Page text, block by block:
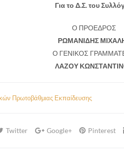
Για το Δ.Σ. του
Ο ΠΡΟΕΔΡΟΣ
ΡΩΜΑΝΙΔΗΣ
Ο ΓΕΝΙΚΟΣ
ΛΑΖΟΥ
Πρωτοβάθμιας Εκπαίδευσης
Twitter Google+ Pinterest